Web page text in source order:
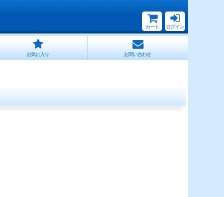
カート ログイン
お気に入り お問い合わせ